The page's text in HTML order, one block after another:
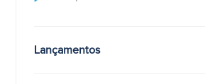
Lançamentos